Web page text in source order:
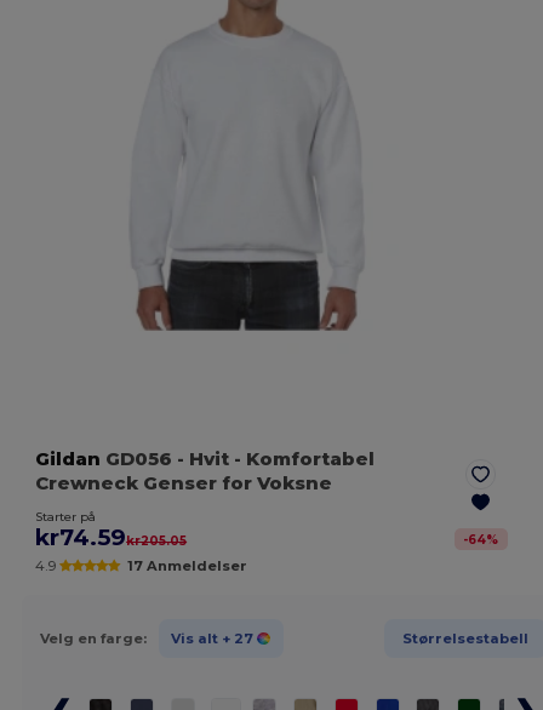
Gildan GD056 - Hvit - Komfortabel
Crewneck Genser for Voksne
Starter på
kr74.59kr205.05 -64%
4.9 17 Anmeldelser
Velg en farge: Vis alt + 27 Størrelsestabell